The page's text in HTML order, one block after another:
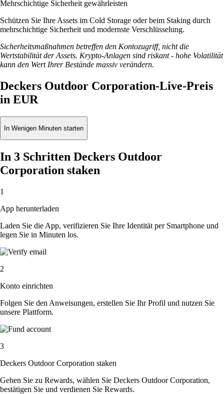
Mehrschichtige Sicherheit gewährleisten
Schützen Sie Ihre Assets im Cold Storage oder beim Staking durch
mehrschichtige Sicherheit und modernste Verschlüsselung.
Sicherheitsmaßnahmen betreffen den Kontozugriff, nicht die
Wertstabilität der Assets. Krypto-Anlagen sind riskant - hohe Volatilität
kann den Wert Ihrer Bestände massiv verändern.
Deckers Outdoor Corporation-Live-Preis
in EUR
In Wenigen Minuten starten
In 3 Schritten Deckers Outdoor
Corporation staken
1
App herunterladen
Laden Sie die App, verifizieren Sie Ihre Identität per Smartphone und
legen Sie in Minuten los.
2
Konto einrichten
Folgen Sie den Anweisungen, erstellen Sie Ihr Profil und nutzen Sie
unsere Plattform.
3
Deckers Outdoor Corporation staken
Gehen Sie zu Rewards, wählen Sie Deckers Outdoor Corporation,
bestätigen Sie und verdienen Sie Rewards.